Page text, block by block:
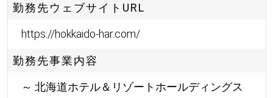
勤務先ウェブサイトURL
https://hokkaido-har.com/
勤務先事業内容
～ 北海道ホテル＆リゾートホールディングス